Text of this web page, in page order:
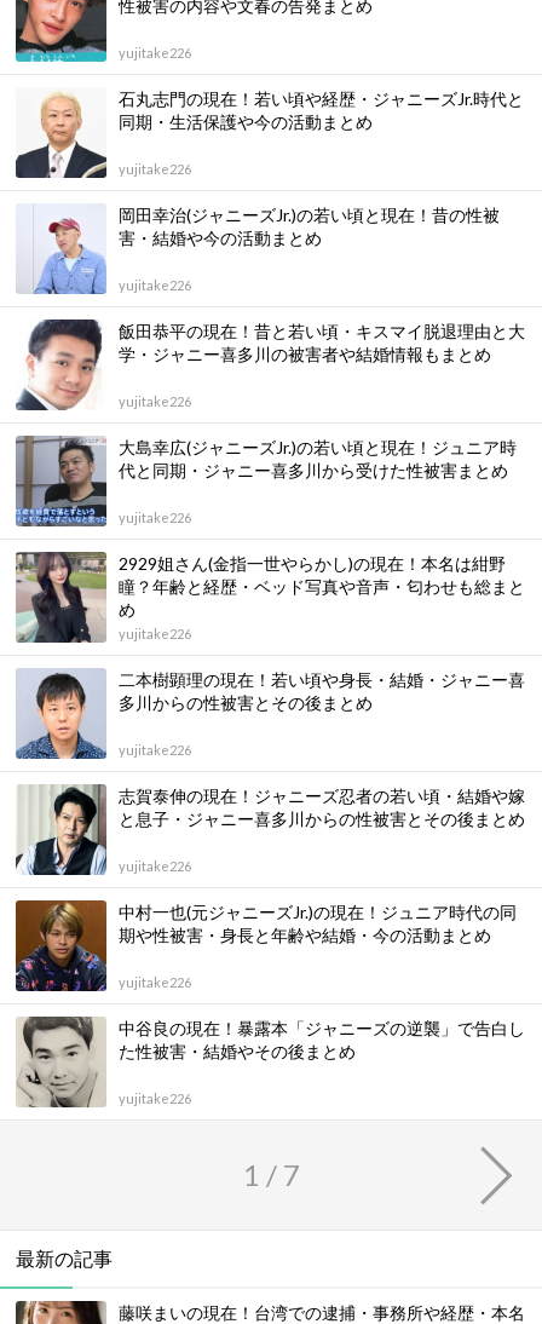
性被害の内容や文春の告発まとめ
yujitake226
石丸志門の現在！若い頃や経歴・ジャニーズJr.時代と
同期・生活保護や今の活動まとめ
yujitake226
岡田幸治(ジャニーズJr.)の若い頃と現在！昔の性被
害・結婚や今の活動まとめ
yujitake226
飯田恭平の現在！昔と若い頃・キスマイ脱退理由と大
学・ジャニー喜多川の被害者や結婚情報もまとめ
yujitake226
大島幸広(ジャニーズJr.)の若い頃と現在！ジュニア時
代と同期・ジャニー喜多川から受けた性被害まとめ
yujitake226
2929姐さん(金指一世やらかし)の現在！本名は紺野
瞳？年齢と経歴・ベッド写真や音声・匂わせも総まと
め
yujitake226
二本樹顕理の現在！若い頃や身長・結婚・ジャニー喜
多川からの性被害とその後まとめ
yujitake226
志賀泰伸の現在！ジャニーズ忍者の若い頃・結婚や嫁
と息子・ジャニー喜多川からの性被害とその後まとめ
yujitake226
中村一也(元ジャニーズJr.)の現在！ジュニア時代の同
期や性被害・身長と年齢や結婚・今の活動まとめ
yujitake226
中谷良の現在！暴露本「ジャニーズの逆襲」で告白し
た性被害・結婚やその後まとめ
yujitake226
1 / 7
最新の記事
藤咲まいの現在！台湾での逮捕・事務所や経歴・本名